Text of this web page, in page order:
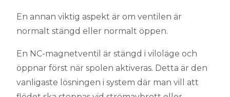
En annan viktig aspekt är om ventilen är
normalt stängd eller normalt öppen.
En NC-magnetventil är stängd i viloläge och
öppnar först när spolen aktiveras. Detta är den
vanligaste lösningen i system där man vill att